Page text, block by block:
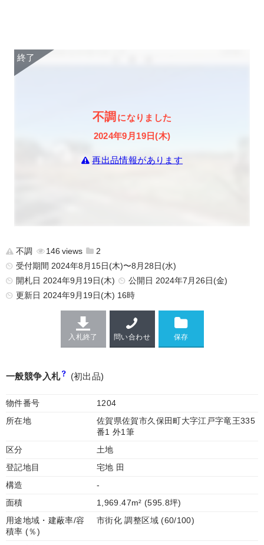
不調 になりました
2024年9月19日(木)
再出品情報があります
不調 146
2
受付期間 2024年8月15日(木)〜8月28日(水)
開札日 2024年9月19日(木)
公開日 2024年7月26日(金)
更新日 2024年9月19日(木) 16時
入札終了 問い合わせ
一般競争入札 (初出品)
物件番号
1204
所在地
佐賀県佐賀市久保田町大字江戸字竜王335
番1 外1筆
区分
土地
登記地目
宅地 田
構造
-
面積
1,969.47m² (595.8坪)
用途地域・建蔽率/容
積率 (％)
市街化 調整区域 (60/100)